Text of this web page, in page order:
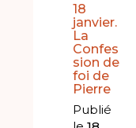
18
janvier.
La
Confes
sion de
foi de
Pierre
Publié